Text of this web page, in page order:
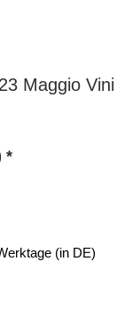
Maggio Vini
*
(in DE)